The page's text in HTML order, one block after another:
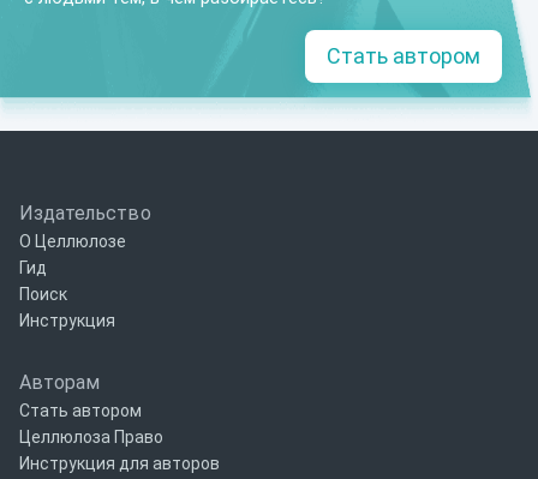
Стать автором
Издательство
О Целлюлозе
Гид
Поиск
Инструкция
Авторам
Стать автором
Целлюлоза Право
Инструкция для авторов